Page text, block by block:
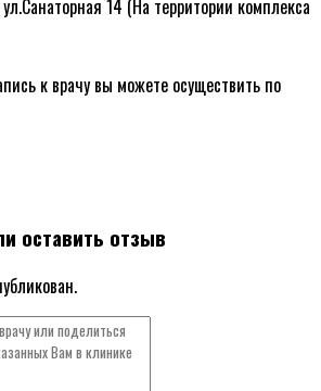
14 (На территории комплекса
к врачу вы можете осуществить по
оставить отзыв